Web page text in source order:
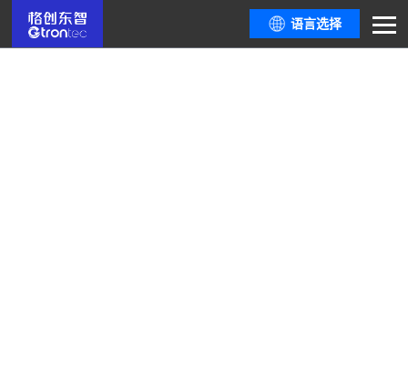
语言选择